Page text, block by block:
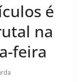
é
na
feira